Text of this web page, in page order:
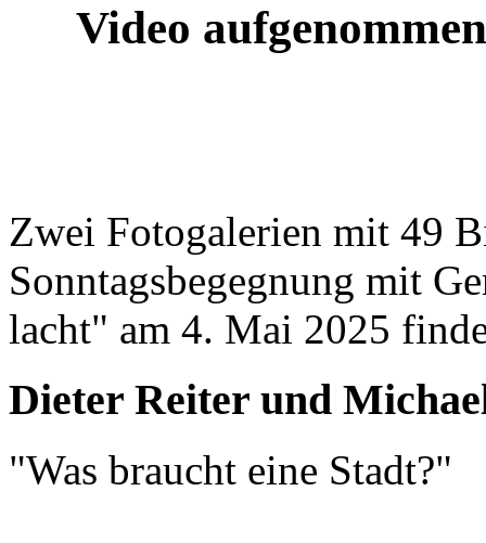
Video
Zwei Fotogalerien mit 49
Sonntagsbegegnung mit
lacht" am 4. Mai 2025
Dieter Reiter und
"Was braucht eine Stadt?"